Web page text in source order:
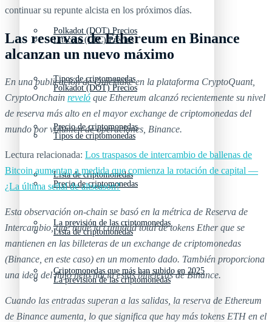
Polkadot (DOT) Precios
Tipos de criptomonedas
Precio de criptomonedas
Lista de criptomonedas
La previsión de las criptomonedas
Criptomonedas que más han subido en 2025
Litecoin (LTC) Precios
Polkadot (DOT) Precios
Tipos de criptomonedas
Precio de criptomonedas
Lista de criptomonedas
La previsión de las criptomonedas
continuar su repunte alcista en los próximos días.
Las reservas de Ethereum en Binance
alcanzan un nuevo máximo
En una publicación de Quicktake en la plataforma CryptoQuant,
CryptoOnchain reveló que Ethereum alcanzó recientemente su nivel
de reserva más alto en el mayor exchange de criptomonedas del
mundo por volumen de operaciones, Binance.
Lectura relacionada: Los traspasos de intercambio de ballenas de
Bitcoin aumentan a medida que comienza la rotación de capital —
¿La última señal de altseason?
Esta observación on-chain se basó en la métrica de Reserva de
Intercambio, que mide la cantidad total de tokens Ether que se
mantienen en las billeteras de un exchange de criptomonedas
(Binance, en este caso) en un momento dado. También proporciona
una idea del flujo neto hacia estas billeteras de Binance.
Cuando las entradas superan a las salidas, la reserva de Ethereum
de Binance aumenta, lo que significa que hay más tokens ETH en el